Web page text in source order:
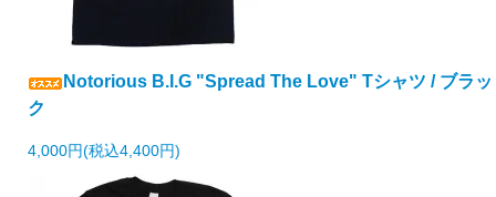
Notorious B.I.G "Spread The Love" Tシャツ / ブラッ
ク
4,000円(税込4,400円)